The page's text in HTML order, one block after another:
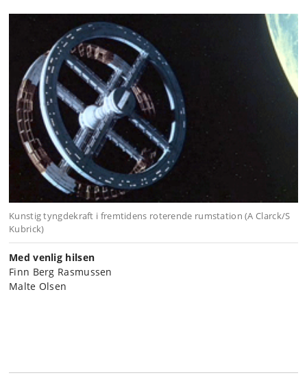
Kunstig tyngdekraft i fremtidens roterende rumstation (A Clarck/S
Kubrick)
Med venlig hilsen
Finn Berg Rasmussen
Malte Olsen